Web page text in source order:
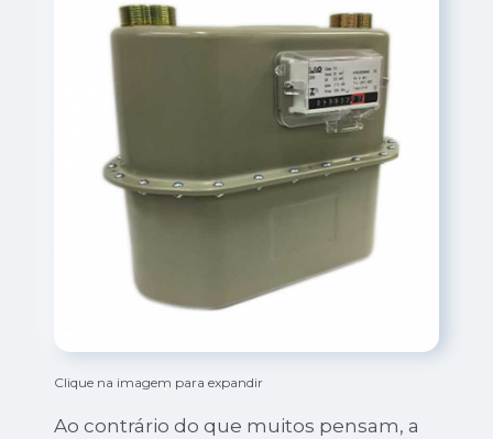
Clique na imagem para expandir
Ao contrário do que muitos pensam, a